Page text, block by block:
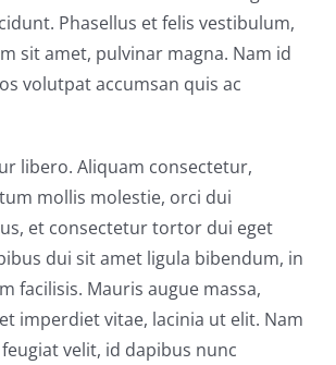
Phasellus et felis vestibulum,
sit amet, pulvinar magna. Nam id
volutpat accumsan quis ac
libero. Aliquam consectetur,
mollis molestie, orci dui
et consectetur tortor dui eget
dui sit amet ligula bibendum, in
facilisis. Mauris augue massa,
imperdiet vitae, lacinia ut elit. Nam
velit, id dapibus nunc